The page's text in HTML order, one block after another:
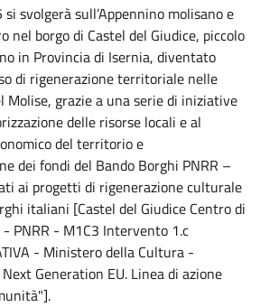
si svolgerà sull’Appennino molisano e
nel borgo di Castel del Giudice, piccolo
in Provincia di Isernia, diventato
di rigenerazione territoriale nelle
Molise, grazie a una serie di iniziative
delle risorse locali e al
del territorio e
dei fondi del Bando Borghi PNRR –
ai progetti di rigenerazione culturale
italiani [Castel del Giudice Centro di
- PNRR - M1C3 Intervento 1.c
- Ministero della Cultura -
Generation EU. Linea di azione